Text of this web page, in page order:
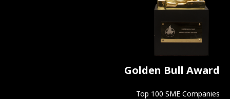
Golden Bull Award
Top 100 SME Companies